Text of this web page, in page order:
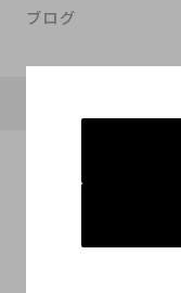
ブログ